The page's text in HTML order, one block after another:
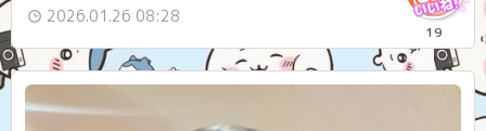
2026.01.26 08:28
19